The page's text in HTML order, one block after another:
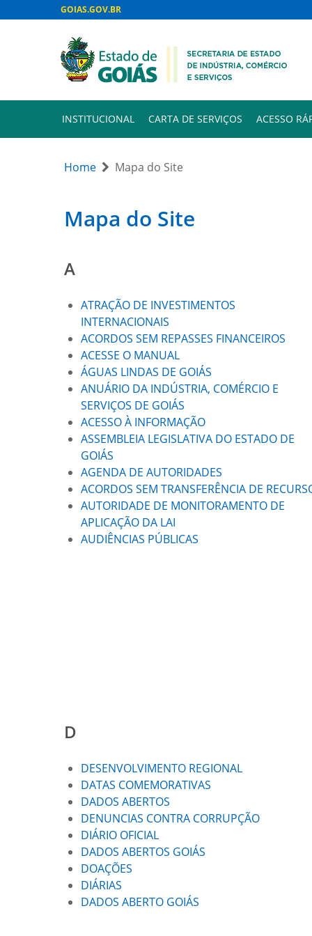
GOIAS.GOV.BR
INSTITUCIONAL CARTA DE SERVIÇOS ACESSO
Home Mapa do Site
Mapa do Site
A
ATRAÇÃO DE INVESTIMENTOS
INTERNACIONAIS
ACORDOS SEM REPASSES FINANCEIROS
ACESSE O MANUAL
ÁGUAS LINDAS DE GOIÁS
ANUÁRIO DA INDÚSTRIA, COMÉRCIO E
SERVIÇOS DE GOIÁS
ACESSO À INFORMAÇÃO
ASSEMBLEIA LEGISLATIVA DO ESTADO DE
GOIÁS
AGENDA DE AUTORIDADES
ACORDOS SEM TRANSFERÊNCIA DE
AUTORIDADE DE MONITORAMENTO DE
APLICAÇÃO DA LAI
AUDIÊNCIAS PÚBLICAS
D
DESENVOLVIMENTO REGIONAL
DATAS COMEMORATIVAS
DADOS ABERTOS
DENUNCIAS CONTRA CORRUPÇÃO
DIÁRIO OFICIAL
DADOS ABERTOS GOIÁS
DOAÇÕES
DIÁRIAS
DADOS ABERTO GOIÁS